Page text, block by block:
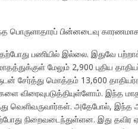
பின்னடைவு
பணியில் இல்லை. இதுவே
மேலும் 2,900 புதிய
சேர்த்து மொத்தம் 13,600
விரைவுபடுத்தியுள்ளோம். இந்த
வெளிவருவார்கள். அதேபோல்,
நிறைவடைந்துள்ளன. இது தவிர